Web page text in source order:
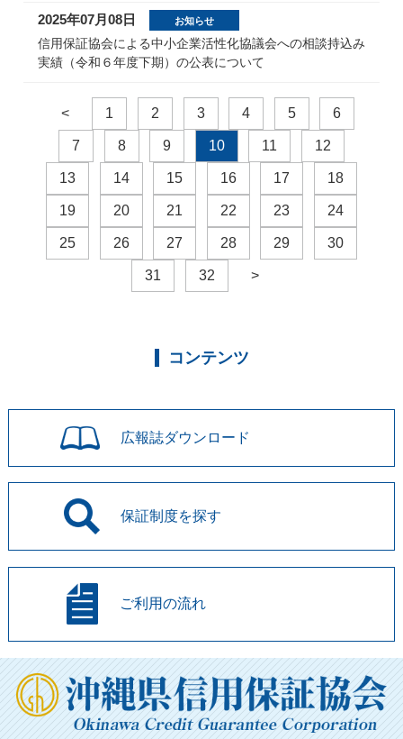
2025年07月08日 お知らせ
信用保証協会による中小企業活性化協議会への相談持込み
実績（令和６年度下期）の公表について
< 1 2 3 4 5 6
7 8 9 10 11 12
13 14 15 16 17 18
19 20 21 22 23 24
25 26 27 28 29 30
31 32 >
コンテンツ
広報誌ダウンロード
保証制度を探す
ご利用の流れ